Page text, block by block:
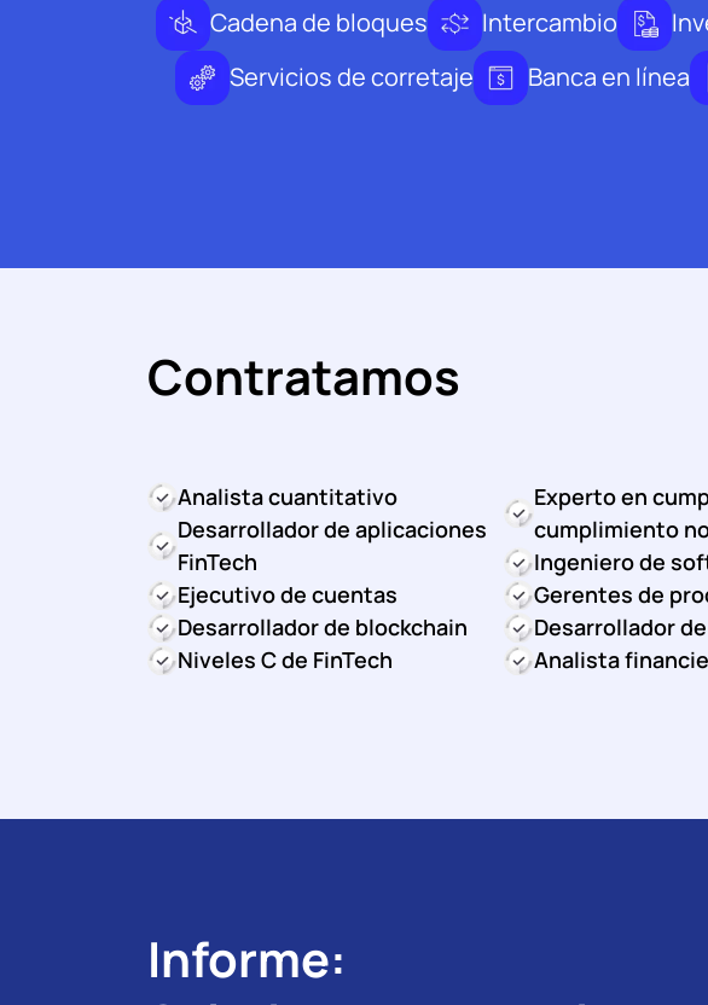
Cadena de bloques Intercambio
Servicios de corretaje
Banca en línea
Contratamos
Analista cuantitativo
Desarrollador de aplicaciones
FinTech
Ejecutivo de cuentas
Desarrollador de blockchain
Niveles C de FinTech
Experto en
cumplimiento
Ingeniero de
Gerentes de
Desarrollador
Analista
Informe: